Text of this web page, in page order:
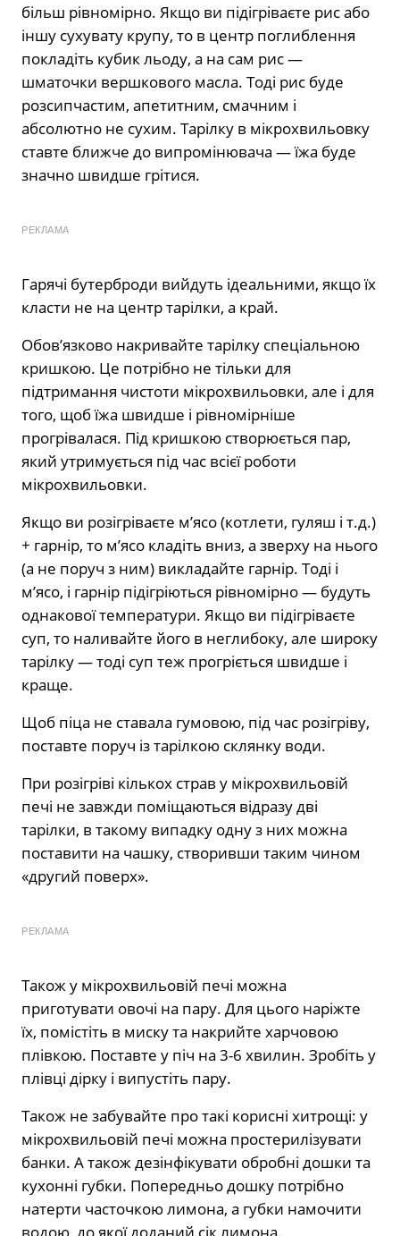
більш рівномірно. Якщо ви підігріваєте рис або
іншу сухувату крупу, то в центр поглиблення
покладіть кубик льоду, а на сам рис —
шматочки вершкового масла. Тоді рис буде
розсипчастим, апетитним, смачним і
абсолютно не сухим. Тарілку в мікрохвильовку
ставте ближче до випромінювача — їжа буде
значно швидше грітися.
РЕКЛАМА
Гарячі бутерброди вийдуть ідеальними, якщо їх
класти не на центр тарілки, а край.
Обов’язково накривайте тарілку спеціальною
кришкою. Це потрібно не тільки для
підтримання чистоти мікрохвильовки, але і для
того, щоб їжа швидше і рівномірніше
прогрівалася. Під кришкою створюється пар,
який утримується під час всієї роботи
мікрохвильовки.
Якщо ви розігріваєте м’ясо (котлети, гуляш і т.д.)
+ гарнір, то м’ясо кладіть вниз, а зверху на нього
(а не поруч з ним) викладайте гарнір. Тоді і
м’ясо, і гарнір підігріються рівномірно — будуть
однакової температури. Якщо ви підігріваєте
суп, то наливайте його в неглибоку, але широку
тарілку — тоді суп теж прогріється швидше і
краще.
Щоб піца не ставала гумовою, під час розігріву,
поставте поруч із тарілкою склянку води.
При розігріві кількох страв у мікрохвильовій
печі не завжди поміщаються відразу дві
тарілки, в такому випадку одну з них можна
поставити на чашку, створивши таким чином
«другий поверх».
РЕКЛАМА
Також у мікрохвильовій печі можна
приготувати овочі на пару. Для цього наріжте
їх, помістіть в миску та накрийте харчовою
плівкою. Поставте у піч на 3-6 хвилин. Зробіть у
плівці дірку і випустіть пару.
Також не забувайте про такі корисні хитрощі: у
мікрохвильовій печі можна простерилізувати
банки. А також дезінфікувати обробні дошки та
кухонні губки. Попередньо дошку потрібно
натерти часточкою лимона, а губки намочити
водою, до якої доданий сік лимона.